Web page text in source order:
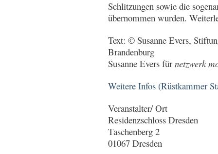
Schlitzungen sowie die
übernommen wurden.
Text: © Susanne Evers,
Brandenburg
Susanne Evers fürnetzwerk
Weitere Infos (Rüstkammer
Veranstalter/ Ort
Residenzschloss Dresden
Taschenberg 2
01067 Dresden